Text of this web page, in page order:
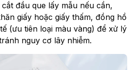
đầu que lấy mẫu nếu cần,
giấy hoặc giấy thấm, đồng hồ
(ưu tiên loại màu vàng) để xử lý
nguy cơ lây nhiễm.